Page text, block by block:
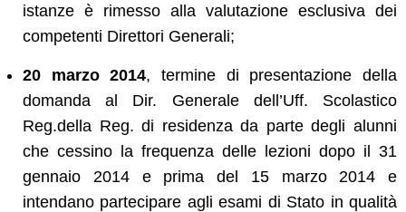
istanze è rimesso alla valutazione esclusiva dei
competenti Direttori Generali;
20 marzo 2014, termine di presentazione della
domanda al Dir. Generale dell’Uff. Scolastico
Reg.della Reg. di residenza da parte degli alunni
che cessino la frequenza delle lezioni dopo il 31
gennaio 2014 e prima del 15 marzo 2014 e
intendano partecipare agli esami di Stato in qualità